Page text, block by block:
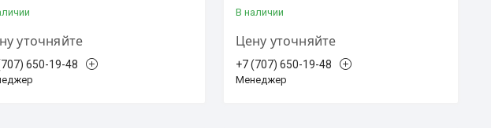
уточняйте
650-19-48
В наличии
Цену уточняйте
+7 (707) 650-19-48
Менеджер